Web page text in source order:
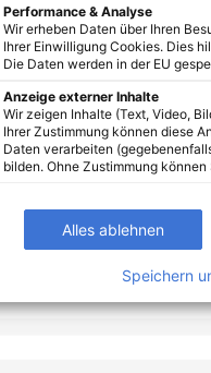
Performance & Analyse
Wir erheben Daten über Ihren
Ihrer Einwilligung Cookies. Dies
Die Daten werden in der EU
Anzeige externer Inhalte
Wir zeigen Inhalte (Text, Video,
Ihrer Zustimmung können diese
Daten verarbeiten
bilden. Ohne Zustimmung
Alles ablehnen
Speichern